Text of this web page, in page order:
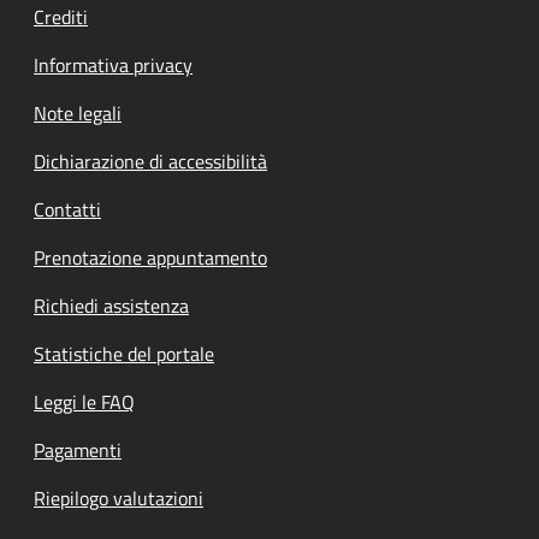
Crediti
Informativa privacy
Note legali
Dichiarazione di accessibilità
Contatti
Prenotazione appuntamento
Richiedi assistenza
Statistiche del portale
Leggi le FAQ
Pagamenti
Riepilogo valutazioni